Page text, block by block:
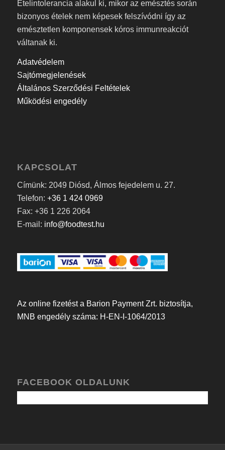
Ételintolerancia alakul ki, mikor az emésztés során
bizonyos ételek nem képesek felszívódni így az
emésztetlen komponensek kóros immunreakciót
váltanak ki.
Adatvédelem
Sajtómegjelenések
Általános Szerződési Feltételek
Működési engedély
KAPCSOLAT
Címünk: 2049 Diósd, Álmos fejedelem u. 27.
Telefon: +36 1 424 0969
Fax: +36 1 226 2064
E-mail: info@foodtest.hu
Az online fizetést a Barion Payment Zrt. biztosítja,
MNB engedély száma: H-EN-I-1064/2013
FACEBOOK OLDALUNK